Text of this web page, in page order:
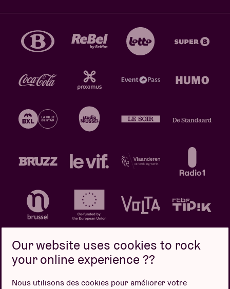
Politique de confidentialité Politique de cookies
Our website uses cookies to rock
your online experience ??
Nous utilisons des cookies pour améliorer votre